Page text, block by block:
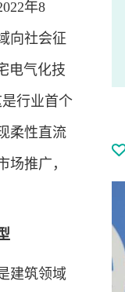
年8
向社会征
电气化技
行业首个
柔性直流
推广，
建筑领域